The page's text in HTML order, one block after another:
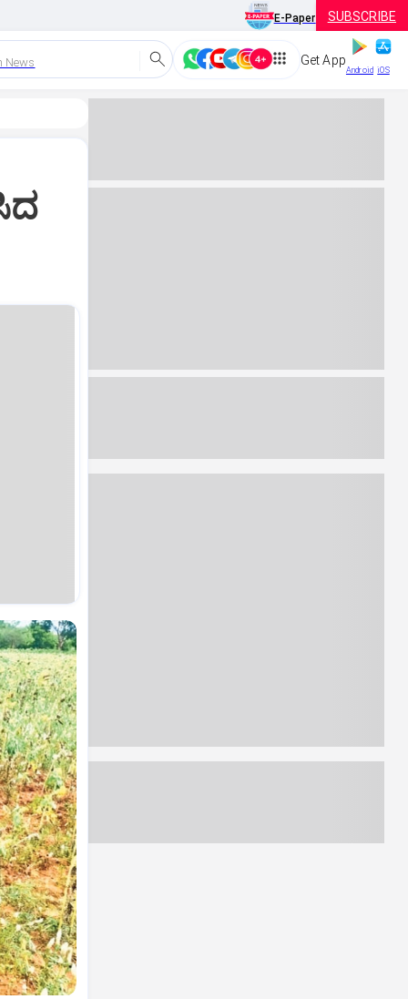
E-Paper SUBSCRIBE
News Get App
Android iOS